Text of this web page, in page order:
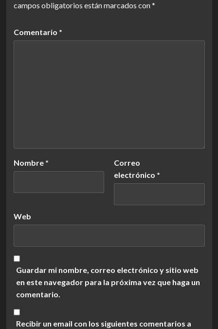
campos obligatorios están marcados con*
Comentario *
Nombre *
Correo
electrónico *
Web
Guardar mi nombre, correo electrónico y sitio web
en este navegador para la próxima vez que haga un
comentario.
Recibir un email con los siguientes comentarios a